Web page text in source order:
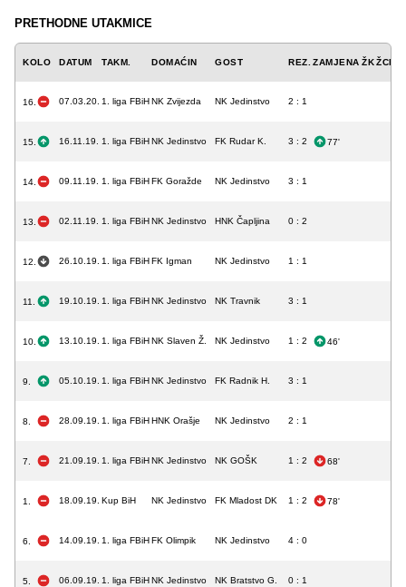
PRETHODNE UTAKMICE
KOLO DATUM TAKM. DOMAĆIN GOST REZ. ZAMJENA ŽKŽCK
16. 07.03.20. 1. liga FBiHNK Zvijezda NK Jedinstvo 2 : 1
15. 16.11.19. 1. liga FBiHNK Jedinstvo FK Rudar K. 3 : 2 77'
14. 09.11.19. 1. liga FBiHFK Goražde NK Jedinstvo 3 : 1
13. 02.11.19. 1. liga FBiHNK Jedinstvo HNK Čapljina 0 : 2
12. 26.10.19. 1. liga FBiHFK Igman NK Jedinstvo 1 : 1
11. 19.10.19. 1. liga FBiHNK Jedinstvo NK Travnik 3 : 1
10. 13.10.19. 1. liga FBiHNK Slaven Ž. NK Jedinstvo 1 : 2 46'
9. 05.10.19. 1. liga FBiHNK Jedinstvo FK Radnik H. 3 : 1
8. 28.09.19. 1. liga FBiHHNK Orašje NK Jedinstvo 2 : 1
7. 21.09.19. 1. liga FBiHNK Jedinstvo NK GOŠK 1 : 2 68'
1. 18.09.19. Kup BiH NK Jedinstvo FK Mladost DK 1 : 2 78'
6. 14.09.19. 1. liga FBiHFK Olimpik NK Jedinstvo 4 : 0
5. 06.09.19. 1. liga FBiHNK Jedinstvo NK Bratstvo G. 0 : 1